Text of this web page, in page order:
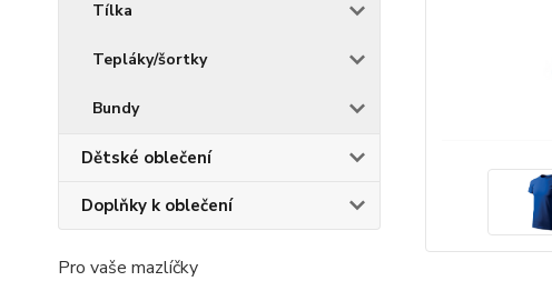
Tílka
Tepláky/šortky
Bundy
Dětské oblečení
Doplňky k oblečení
Pro vaše mazlíčky